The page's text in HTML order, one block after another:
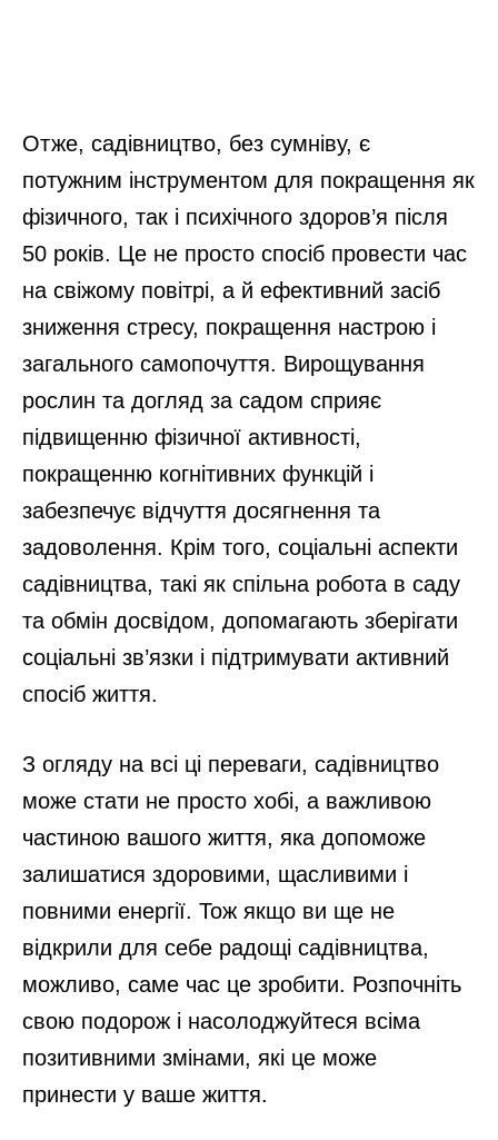
раціону. Власноруч вирощені продукти
забезпечують оптимальні поживні
речовини, необхідні в будь-якому віці. Крім
того, споживання власного врожаю може
покращити апетит і зробити прийом їжі
більш приємним.
Безпека під час садівництва
Окрім переваг такого хобі, варто пам’ятати
й про безпеку, яка є важливим аспектом
садівництва. Варто дотримуватися
правильної постави, щоб уникнути травм,
уникати підняття важких предметів і робити
часті перерви за потреби. Також легка
розтяжка до і після роботи в саду
допоможе запобігти болю в м’язах і
напрузі.